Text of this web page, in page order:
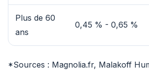
Plus de 60
ans
0,45 % - 0,65 %
*Sources : Magnolia.fr, Malakoff